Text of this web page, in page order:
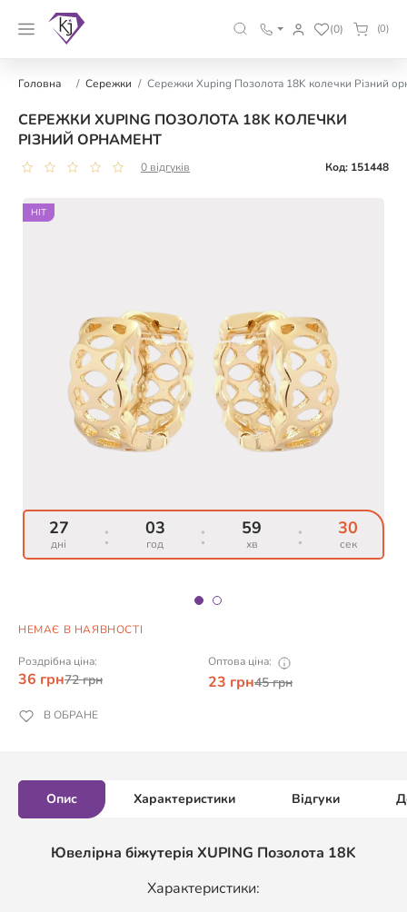
(0) (0)
Головна Сережки Сережки Xuping Позолота 18K колечки Різний
СЕРЕЖКИ XUPING ПОЗОЛОТА 18K КОЛЕЧКИ
РІЗНИЙ ОРНАМЕНТ
0 відгуків Код: 151448
HIT
27
дні : 03
год : 59
хв : 30
сек
HIT
27
дні : 03
год : 59
хв : 30
сек
НЕМАЄ В НАЯВНОСТІ
Роздрібна ціна:
36 грн72грн
Оптова ціна:
23 грн45грн
В ОБРАНЕ
Опис Характеристики Відгуки
Ювелірна біжутерія XUPING Позолота 18K
Характеристики: